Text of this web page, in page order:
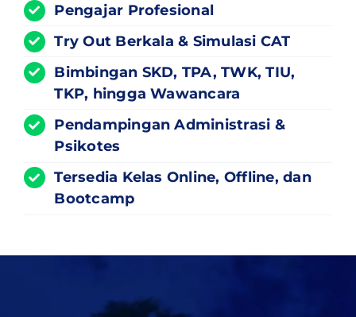
Pengajar Profesional
Try Out Berkala & Simulasi CAT
Bimbingan SKD, TPA, TWK, TIU,
TKP, hingga Wawancara
Pendampingan Administrasi &
Psikotes
Tersedia Kelas Online, Offline, dan
Bootcamp